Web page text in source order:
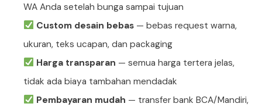
WA Anda setelah bunga sampai tujuan
Custom desain bebas— bebas request warna,
ukuran, teks ucapan, dan packaging
Harga transparan — semua harga tertera jelas,
tidak ada biaya tambahan mendadak
Pembayaran mudah — transfer bank BCA/Mandiri,